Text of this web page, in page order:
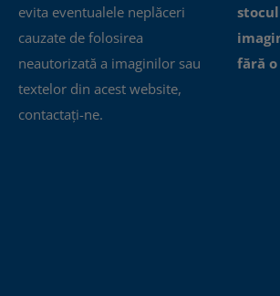
evita eventualele neplăceri
cauzate de folosirea
neautorizată a imaginilor sau
textelor din acest website,
contactați-ne.
fără